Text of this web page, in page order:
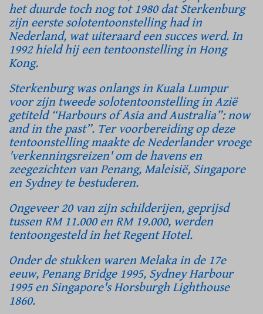
het duurde toch nog tot 1980 dat Sterkenburg
zijn eerste solotentoonstelling had in
Nederland, wat uiteraard een succes werd. In
1992 hield hij een tentoonstelling in Hong
Kong.
Sterkenburg was onlangs in Kuala Lumpur
voor zijn tweede solotentoonstelling in Azië
getiteld “Harbours of Asia and Australia”: now
and in the past”. Ter voorbereiding op deze
tentoonstelling maakte de Nederlander vroege
'verkenningsreizen' om de havens en
zeegezichten van Penang, Maleisië, Singapore
en Sydney te bestuderen.
Ongeveer 20 van zijn schilderijen, geprijsd
tussen RM 11.000 en RM 19.000, werden
tentoongesteld in het Regent Hotel.
Onder de stukken waren Melaka in de 17e
eeuw, Penang Bridge 1995, Sydney Harbour
1995 en Singapore's Horsburgh Lighthouse
1860.